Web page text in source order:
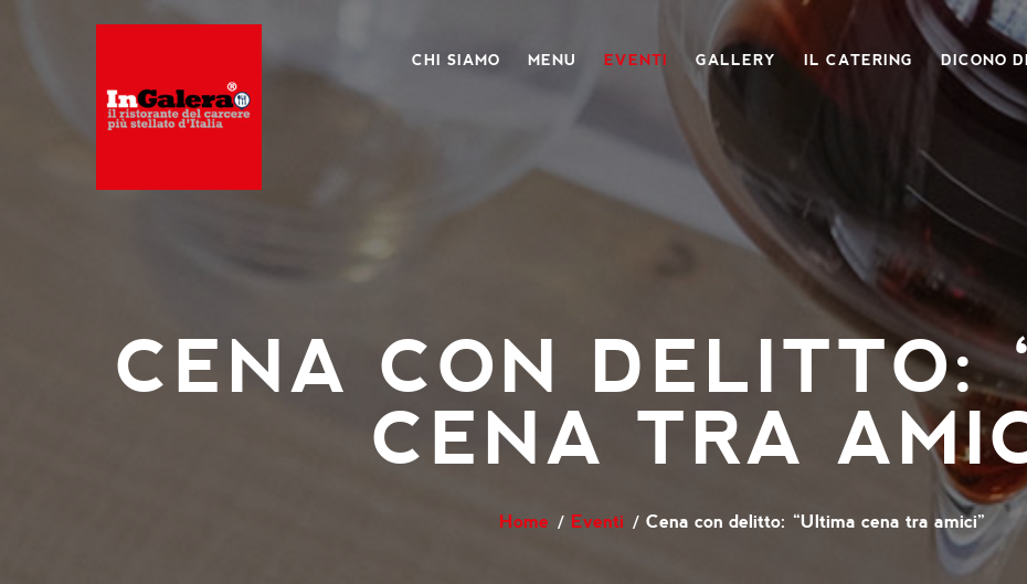
CHI SIAMO MENU EVENTI GALLERY IL CATERING DICONO
CENA CON DELITTO:
CENA TRA
Home Eventi Cena con delitto: “Ultima cena tra amici”